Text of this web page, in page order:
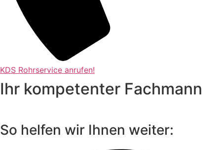
KDS Rohrservice anrufen!
Ihr kompetenter Fachmann
So helfen wir Ihnen weiter: